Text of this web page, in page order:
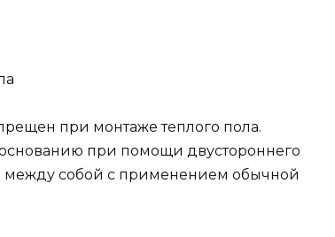
при монтаже теплого пола.
при помощи двустороннего
между собой с применением обычной